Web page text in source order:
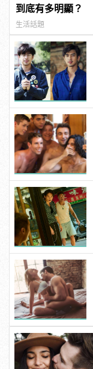
到底有多明顯？
生活話題